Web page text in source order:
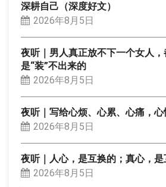
深耕自己（深度好文）
2026年8月5日
夜听｜男人真正放不下一个女人，
是“装”不出来的
2026年8月5日
夜听｜写给心烦、心累、心痛，心
2026年8月5日
夜听｜人心，是互换的；真心，是
2026年8月5日